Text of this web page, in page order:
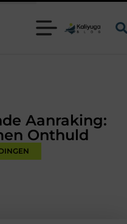
Aanraking:
Onthuld